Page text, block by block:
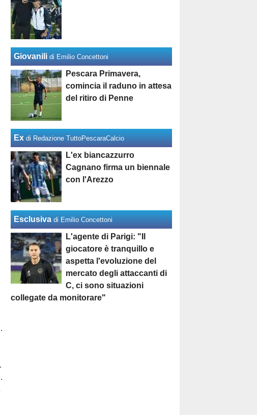
Giovanili di Emilio Concettoni
Pescara Primavera,
comincia il raduno in attesa
del ritiro di Penne
Ex di Redazione TuttoPescaraCalcio
L'ex biancazzurro
Cagnano firma un biennale
con l'Arezzo
Esclusiva di Emilio Concettoni
L'agente di Parigi: "Il
giocatore è tranquillo e
aspetta l'evoluzione del
mercato degli attaccanti di
C, ci sono situazioni
collegate da monitorare"